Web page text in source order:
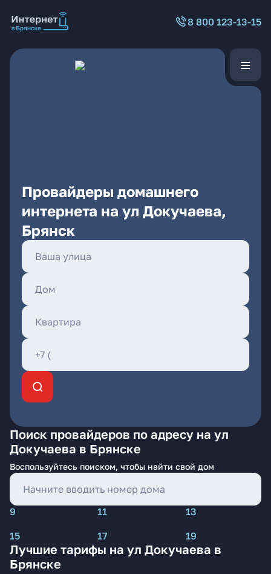
8 800 123-13-15
Провайдеры домашнего
интернета на ул Докучаева,
Брянск
Поиск провайдеров по адресу на ул
Докучаева в Брянске
Воспользуйтесь поиском, чтобы найти свой дом
9 11
13
15
17 19
Лучшие тарифы на ул Докучаева в
Брянске